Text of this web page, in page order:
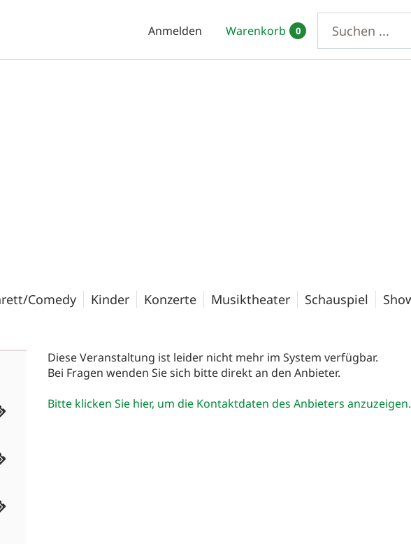
Anmelden Warenkorb 0
Diese Veranstaltung ist leider nicht mehr im System verfügbar.
Bei Fragen wenden Sie sich bitte direkt an den Anbieter.
Bitte klicken Sie hier, um die Kontaktdaten des Anbieters anzuzeigen.